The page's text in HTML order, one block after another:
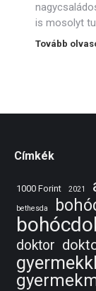
is mosolyt
Tovább
Címkék
1000 Forint 2021
bethesda
doktor